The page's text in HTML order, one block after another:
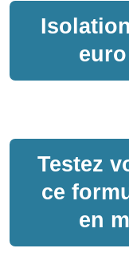
Testez
ce
en